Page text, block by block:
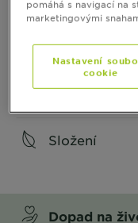
CLOSE
Bezpečnost
Složení
Dopad na
pomáhá s navigací na
marketingovými
Nastavení
cookie